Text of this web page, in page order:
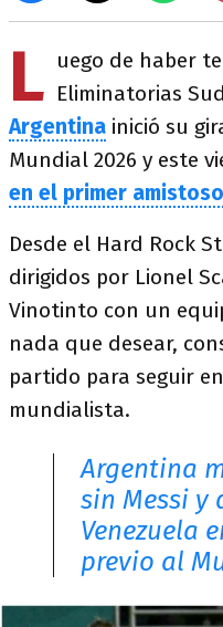
L uego de haber
Eliminatorias
Argentina inició su
Mundial 2026 y este
en el primer
Desde el Hard Rock
dirigidos por Lionel
Vinotinto con un
nada que desear,
partido para seguir
mundialista.
Argentina
sin Messi y
Venezuela
previo al